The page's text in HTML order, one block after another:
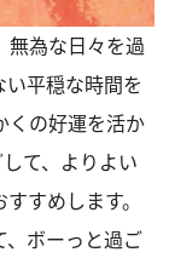
為な日々を過
平穏な時間を
くの好運を活か
て、よりよい
すめします。
ボーっと過ご